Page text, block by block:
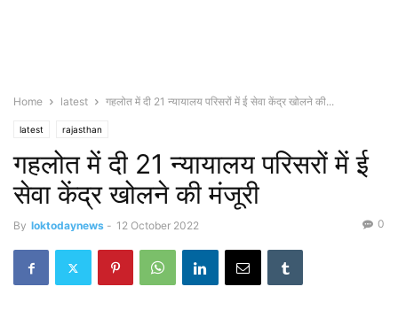
Home latest गहलोत में दी 21 न्यायालय परिसरों में ई सेवा केंद्र खोलने की...
latest rajasthan
गहलोत में दी 21 न्यायालय परिसरों में ई
सेवा केंद्र खोलने की मंजूरी
By loktodaynews - 12 October 2022 0